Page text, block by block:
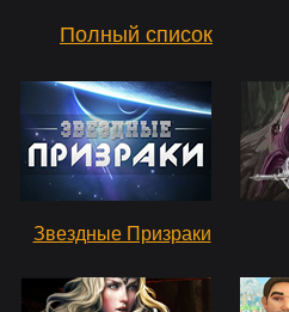
Полный список
Звездные Призраки